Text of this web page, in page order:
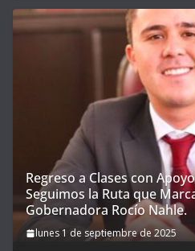
Regreso a Clases con
Seguimos la Ruta que
Gobernadora Rocío Nahle.
lunes 1 de septiembre de 2025